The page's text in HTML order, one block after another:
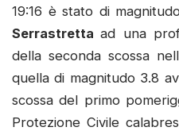
19:16 è stato di
Serrastrettaad una
della seconda scossa
quella di magnitudo 3.8
scossa del primo
Protezione Civile